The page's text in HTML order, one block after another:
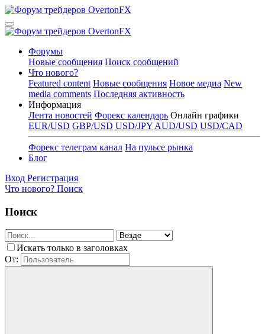
Форумы
Новые сообщения Поиск сообщений
Что нового?
Featured content Новые сообщения Новое медиа New
media comments Последняя активность
Информация
Лента новостей Форекс календарь Онлайн графики
EUR/USD GBP/USD USD/JPY AUD/USD USD/CAD
Форекс телеграм канал На пульсе рынка
Блог
Вход Регистрация
Что нового? Поиск
Поиск
Искать только в заголовках
От: